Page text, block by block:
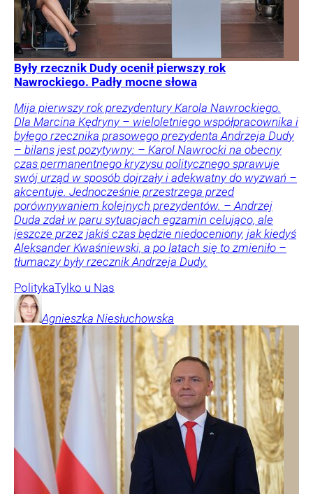
Były rzecznik Dudy ocenił pierwszy rok
Nawrockiego. Padły mocne słowa
Mija pierwszy rok prezydentury Karola Nawrockiego.
Dla Marcina Kędryny – wieloletniego współpracownika i
byłego rzecznika prasowego prezydenta Andrzeja Dudy
– bilans jest pozytywny: – Karol Nawrocki na obecny
czas permanentnego kryzysu politycznego sprawuje
swój urząd w sposób dojrzały i adekwatny do wyzwań –
akcentuje. Jednocześnie przestrzega przed
porównywaniem kolejnych prezydentów. – Andrzej
Duda zdał w paru sytuacjach egzamin celująco, ale
jeszcze przez jakiś czas będzie niedoceniony, jak kiedyś
Aleksander Kwaśniewski, a po latach się to zmieniło –
tłumaczy były rzecznik Andrzeja Dudy.
PolitykaTylko u Nas
Agnieszka Niesłuchowska